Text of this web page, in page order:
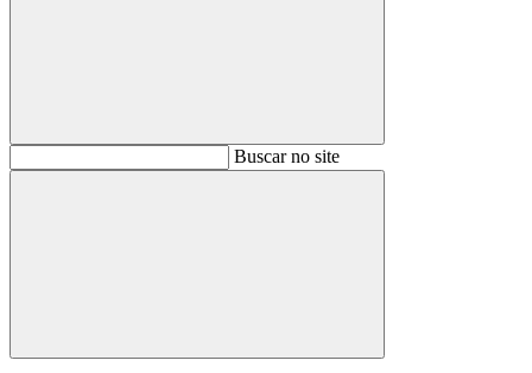
BuscarBuscar no site
Buscar